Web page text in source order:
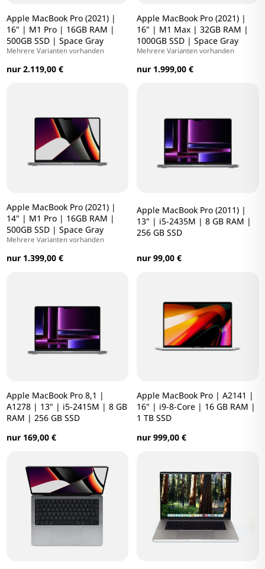
Apple MacBook Pro (2021) |
16" | M1 Pro | 16GB RAM |
500GB SSD | Space Gray
Mehrere Varianten vorhanden
nur 2.119,00 €
Apple MacBook Pro (2021) |
16" | M1 Max | 32GB RAM |
1000GB SSD | Space Gray
Mehrere Varianten vorhanden
nur 1.999,00 €
Apple MacBook Pro (2021) |
14" | M1 Pro | 16GB RAM |
500GB SSD | Space Gray
Mehrere Varianten vorhanden
nur 1.399,00 €
Apple MacBook Pro (2011) |
13" | i5-2435M | 8 GB RAM |
256 GB SSD
nur 99,00 €
Apple MacBook Pro 8,1 |
A1278 | 13" | i5-2415M | 8 GB
RAM | 256 GB SSD
nur 169,00 €
Apple MacBook Pro | A2141 |
16" | i9-8-Core | 16 GB RAM |
1 TB SSD
nur 999,00 €